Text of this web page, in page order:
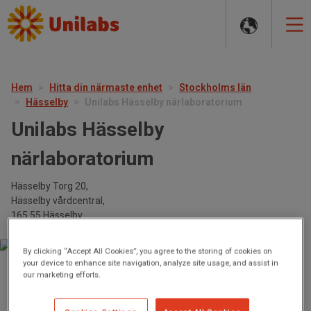
NAVIGATION
Hem Hitta din närmaste enhet
Stockholms län
Hässelby
Unilabs Hässelby närlaboratorium
Unilabs Hässelby
närlaboratorium
Hässelby Torg 20,
Hässelby vårdcentral,
165 55 Hässelby
Öppet nufrån 08:00 till 16:00
08:00-16:00
By clicking “Accept All Cookies”, you agree to the storing of cookies on
your device to enhance site navigation, analyze site usage, and assist in
our marketing efforts.